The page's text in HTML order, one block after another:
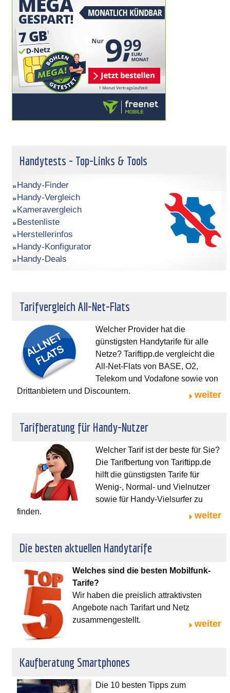
Handytests - Top-Links & Tools
Handy-Finder
Handy-Vergleich
Kameravergleich
Bestenliste
Herstellerinfos
Handy-Konfigurator
Handy-Deals
Tarifvergleich All-Net-Flats
Welcher Provider hat die
günstigsten Handytarife für alle
Netze? Tariftipp.de vergleicht die
All-Net-Flats von BASE, O2,
Telekom und Vodafone sowie von
Drittanbietern und Discountern.
weiter
Tarifberatung für Handy-Nutzer
Welcher Tarif ist der beste für Sie?
Die Tarifbertung von Tariftipp.de
hilft die günstigsten Tarife für
Wenig-, Normal- und Vielnutzer
sowie für Handy-Vielsurfer zu
finden.
weiter
Die besten aktuellen Handytarife
Welches sind die besten Mobilfunk-
Tarife?
Wir haben die preislich attraktivsten
Angebote nach Tarifart und Netz
zusammengestellt.
weiter
Kaufberatung Smartphones
Die 10 besten Tipps zum